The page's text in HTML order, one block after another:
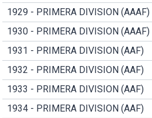
1929 - PRIMERA DIVISION (AAAF)
1930 - PRIMERA DIVISION (AAAF)
1931 - PRIMERA DIVISION (AAF)
1932 - PRIMERA DIVISION (AAF)
1933 - PRIMERA DIVISION (AAF)
1934 - PRIMERA DIVISION (AAF)